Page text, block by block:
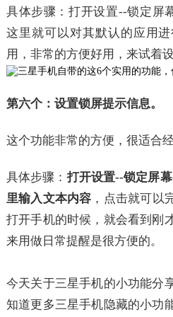
具体步骤：打开设置--锁定屏
这里就可以对其默认的应用
用，非常的方便好用，来试着
第六个：设置锁屏提示信息。
这个功能非常的方便，很适合
具体步骤： 打开设置--锁定屏
里输入文本内容 ，点击就可以
打开手机的时候，就会看到刚
来用做日常提醒是很方便的。
今天关于三星手机的小功能分
知道更多三星手机隐藏的小功